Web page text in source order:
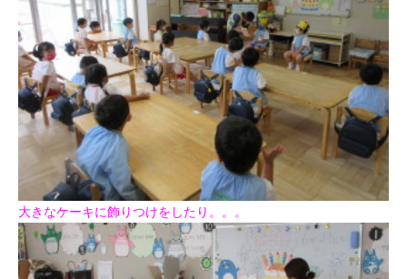
大きなケーキに飾りつけをしたり。。。